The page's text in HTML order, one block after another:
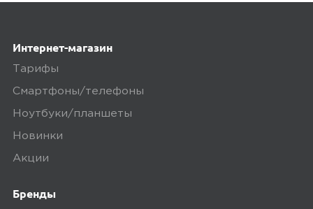
осмотр не более 15 минут.
В нашем интернет-магазине весь товар
проходит предпродажную проверку. Мы
осматриваем технику на внешние
дефекты, проверяем комплектацию,
Интернет-магазин
Тарифы
Смартфоны/телефоны
Ноутбуки/планшеты
Новинки
Акции
Бренды